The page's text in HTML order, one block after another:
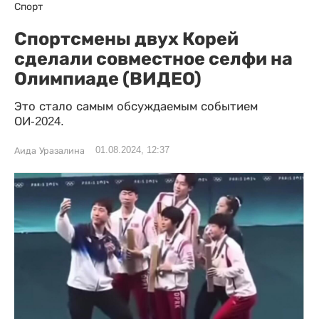
Спорт
Спортсмены двух Корей
сделали совместное селфи на
Олимпиаде (ВИДЕО)
Это стало самым обсуждаемым событием
ОИ-2024.
Аида Уразалина 01.08.2024, 12:37